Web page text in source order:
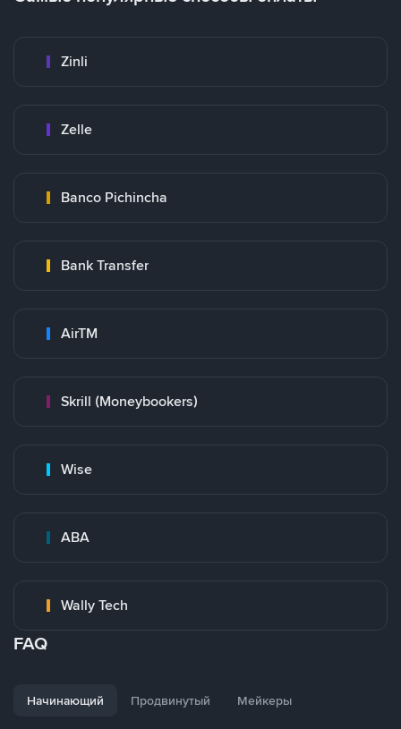
Zinli
Zelle
Banco Pichincha
Bank Transfer
AirTM
Skrill (Moneybookers)
Wise
ABA
Wally Tech
FAQ
Начинающий Продвинутый Мейкеры